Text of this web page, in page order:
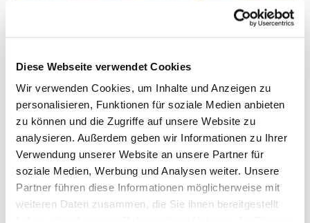
Diese Webseite verwendet Cookies
Wir verwenden Cookies, um Inhalte und Anzeigen zu
personalisieren, Funktionen für soziale Medien anbieten
zu können und die Zugriffe auf unsere Website zu
analysieren. Außerdem geben wir Informationen zu Ihrer
Verwendung unserer Website an unsere Partner für
soziale Medien, Werbung und Analysen weiter. Unsere
Partner führen diese Informationen möglicherweise mit
weiteren Daten zusammen, die Sie ihnen bereitgestellt
Konfirmation
Im feierlichen Gottesdienst sagen wir "Ja" zum eigenen